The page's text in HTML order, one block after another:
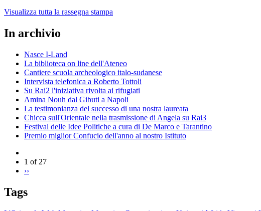
Visualizza tutta la rassegna stampa
In archivio
Nasce I-Land
La biblioteca on line dell'Ateneo
Cantiere scuola archeologico italo-sudanese
Intervista telefonica a Roberto Tottoli
Su Rai2 l'iniziativa rivolta ai rifugiati
Amina Nouh dal Gibuti a Napoli
La testimonianza del successo di una nostra laureata
Chicca sull'Orientale nella trasmissione di Angela su Rai3
Festival delle Idee Politiche a cura di De Marco e Tarantino
Premio miglior Confucio dell'anno al nostro Istituto
1 of 27
››
Tags